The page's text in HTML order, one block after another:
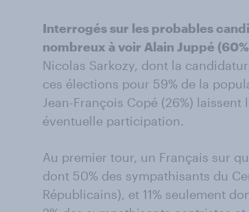
Interrogés sur les probables
nombreux à voir Alain Juppé
Nicolas Sarkozy, dont la
ces élections pour 59% de la
Jean-François Copé (26%)
éventuelle participation.
Au premier tour, un Français sur
dont 50% des sympathisants du
Républicains), et 11% seulement